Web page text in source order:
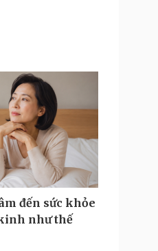
phê
nghệ
điệu
nghệ
nghiệm
đổi số
đến sức khỏe
như thế